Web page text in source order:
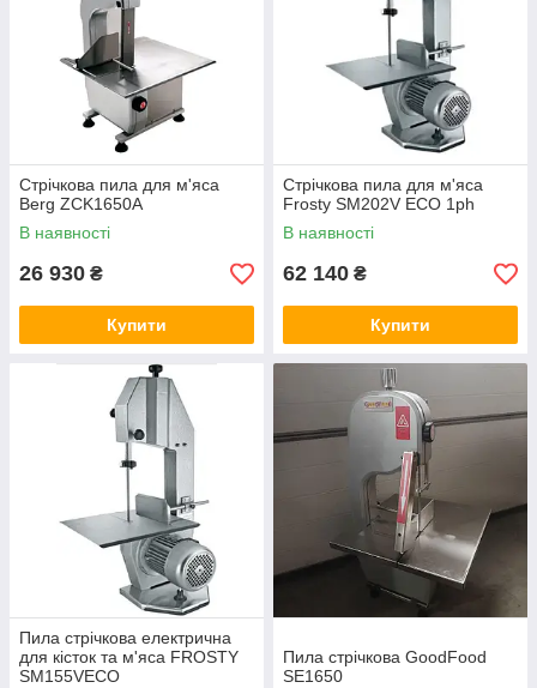
Стрічкова пила для м'яса
Berg ZCK1650A
В наявності
26 930 ₴
Купити
Стрічкова пила для м'яса
Frosty SM202V ECO 1ph
В наявності
62 140 ₴
Купити
Пила стрічкова електрична
для кісток та м'яса FROSTY
SM155VECO
Пила стрічкова GoodFood
SE1650